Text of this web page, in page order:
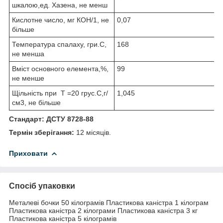
шкалою,ед. Хазена, не менш
Кислотне число, мг КОН/1, не
більше
0,07
Температура спалаху, гри.С,
не менша
168
Вміст основного елемента,%,
не менше
99
Щільність при Т =20 грус.С,г/
см3, не більше
1,045
Стандарт: ДСТУ 8728-88
Термін зберігання: 12 місяців.
Приховати
Спосіб упаковки
Металеві бочки 50 кілограмів Пластикова каністра 1 кілограм
Пластикова каністра 2 кілограми Пластикова каністра 3 кг
Пластикова каністра 5 кілограмів